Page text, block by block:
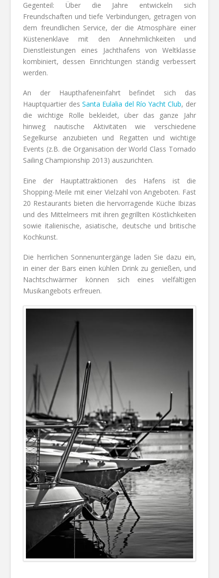
Gegenteil: Über die Jahre entwickeln sich
Freundschaften und tiefe Verbindungen, getragen von
dem freundlichen Service, der die Atmosphäre einer
Küstenenklave mit den Annehmlichkeiten und
Dienstleistungen eines Jachthafens von Weltklasse
kombiniert, dessen Einrichtungen ständig verbessert
werden.
An der Haupthafeneinfahrt befindet sich das
Hauptquartier des Santa Eulalia del Río Yacht Club, der
die wichtige Rolle bekleidet, über das ganze Jahr
hinweg nautische Aktivitäten wie verschiedene
Segelkurse anzubieten und Regatten und wichtige
Events (z.B. die Organisation der World Class Tornado
Sailing Championship 2013) auszurichten.
Eine der Hauptattraktionen des Hafens ist die
Shopping-Meile mit einer Vielzahl von Angeboten. Fast
20 Restaurants bieten die hervorragende Küche Ibizas
und des Mittelmeers mit ihren gegrillten Köstlichkeiten
sowie italienische, asiatische, deutsche und britische
Kochkunst.
Die herrlichen Sonnenuntergänge laden Sie dazu ein,
in einer der Bars einen kühlen Drink zu genießen, und
Nachtschwärmer können sich eines vielfältigen
Musikangebots erfreuen.